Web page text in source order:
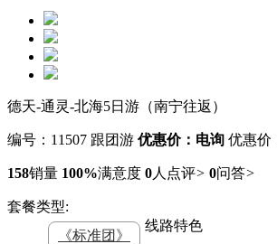
德天-通灵-北海5日游（南宁往返）
编号：11507 跟团游 优惠价：电询 优惠价
158销量 100%满意度 0人点评> 0问答>
套餐类型:
《标准团》
线路特色